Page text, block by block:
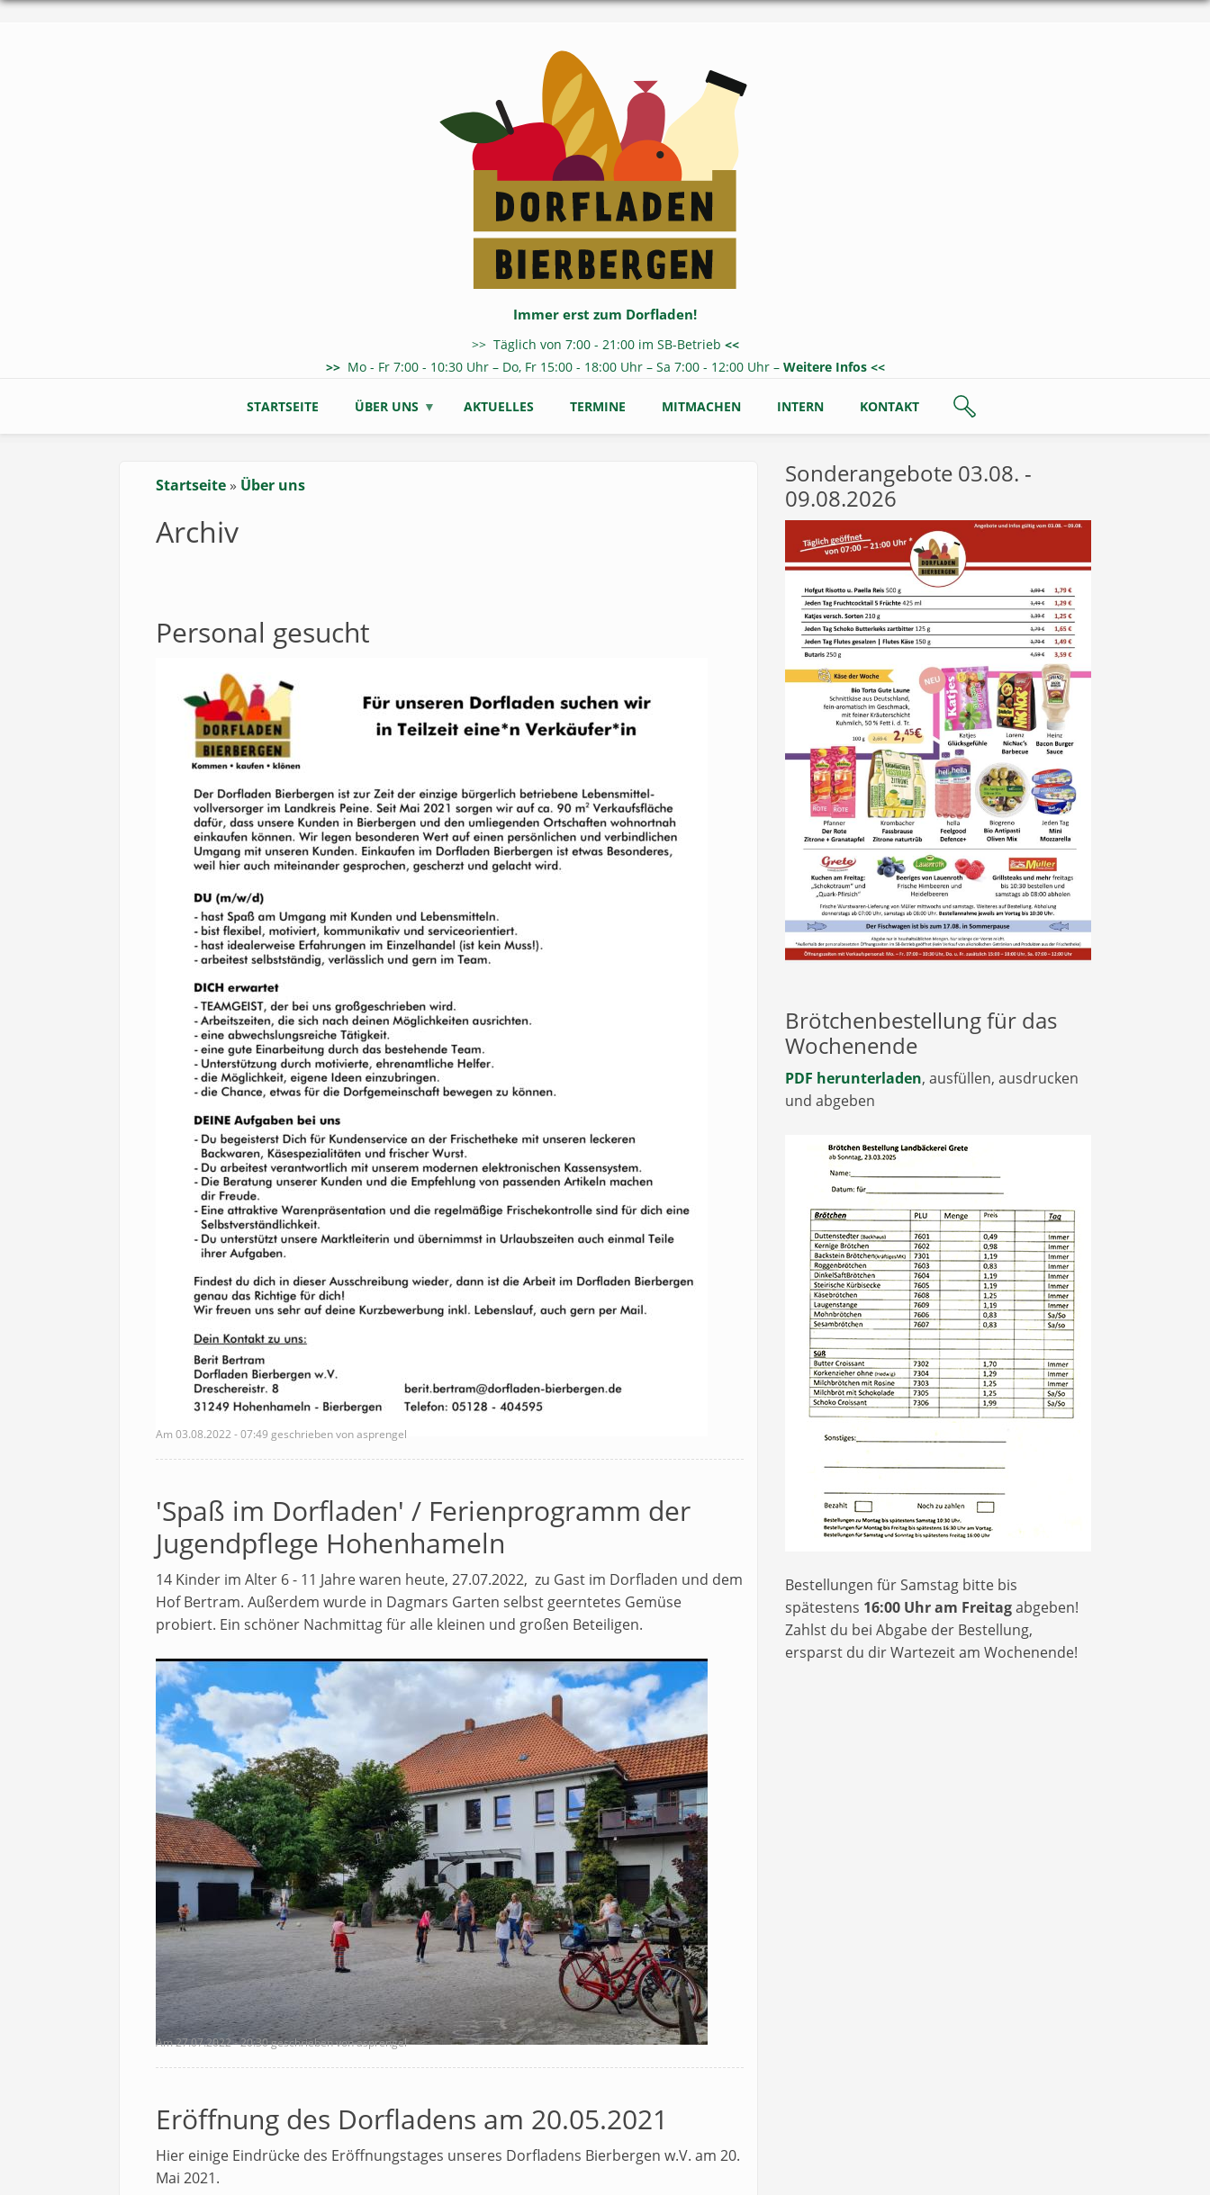
Immer erst zum Dorfladen!
>> Täglich von 7:00 - 21:00 im SB-Betrieb <<
>> Mo - Fr 7:00 - 10:30 Uhr – Do, Fr 15:00 - 18:00 Uhr – Sa 7:00 - 12:00 Uhr – Weitere Infos <<
STARTSEITE ÜBER UNS AKTUELLES TERMINE MITMACHEN INTERN KONTAKT
Startseite Über uns
Archiv
Personal gesucht
Am 03.08.2022 - 07:49 geschrieben von asprengel
'Spaß im Dorfladen' / Ferienprogramm der
Jugendpflege Hohenhameln
14 Kinder im Alter 6 - 11 Jahre waren heute, 27.07.2022, zu Gast im Dorfladen und dem
Hof Bertram. Außerdem wurde in Dagmars Garten selbst geerntetes Gemüse
probiert. Ein schöner Nachmittag für alle kleinen und großen Beteiligen.
Am27.07.2022 - 20:30geschrieben von asprengel
Eröffnung des Dorfladens am 20.05.2021
Hier einige Eindrücke des Eröffnungstages unseres Dorfladens Bierbergen w.V. am 20.
Mai 2021.
Sonderangebote 03.08. -
09.08.2026
Brötchenbestellung für das
Wochenende
PDF herunterladen, ausfüllen, ausdrucken
und abgeben
Bestellungen für Samstag bitte bis
spätestens 16:00 Uhr am Freitagabgeben!
Zahlst du bei Abgabe der Bestellung,
ersparst du dir Wartezeit am Wochenende!